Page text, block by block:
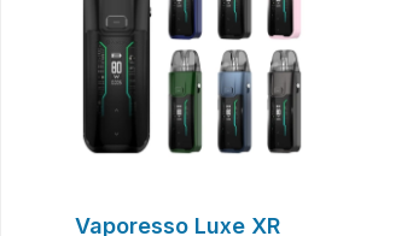
Vaporesso Luxe XR